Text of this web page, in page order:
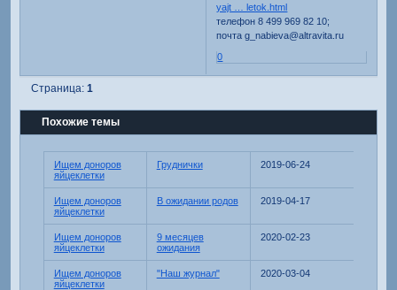
yajt … letok.html
телефон 8 499 969 82 10;
почта g_nabieva@altravita.ru
0
Страница: 1
Похожие темы
Ищем доноров
яйцеклетки
Груднички 2019-06-24
Ищем доноров
яйцеклетки
В ожидании родов 2019-04-17
Ищем доноров
яйцеклетки
9 месяцев
ожидания
2020-02-23
Ищем доноров
яйцеклетки
"Наш журнал" 2020-03-04